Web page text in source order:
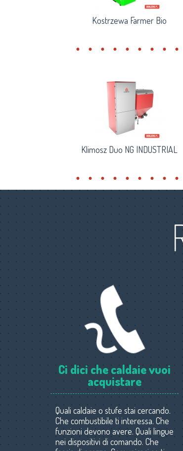
Kostrzewa Farmer Bio
Klimosz Duo NG INDUSTRIAL
Ci dici che caldaie vuoi
acquistare
Quali caldaie o stufe stai cercando.
Che combustibile ti interessa. Che
funzioni devono avere. Quali lingue
nei dispositivi di comando. Che